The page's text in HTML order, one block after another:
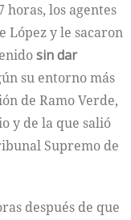
horas, los agentes
López y le sacaron
sin dar
su entorno más
de Ramo Verde,
y de la que salió
Supremo de
después de que